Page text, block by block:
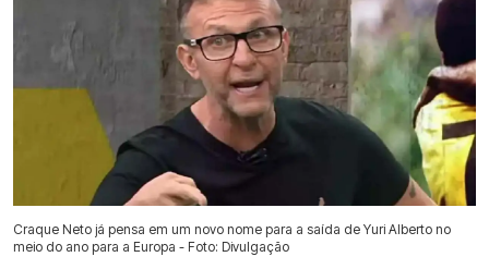
Craque Neto já pensa em um novo nome para a saída de Yuri Alberto no
meio do ano para a Europa - Foto: Divulgação